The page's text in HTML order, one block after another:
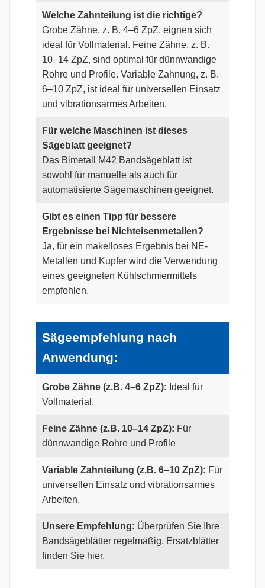
Welche Zahnteilung ist die richtige?
Grobe Zähne, z. B. 4–6 ZpZ, eignen sich
ideal für Vollmaterial. Feine Zähne, z. B.
10–14 ZpZ, sind optimal für dünnwandige
Rohre und Profile. Variable Zahnung, z. B.
6–10 ZpZ, ist ideal für universellen Einsatz
und vibrationsarmes Arbeiten.
Für welche Maschinen ist dieses
Sägeblatt geeignet?
Das Bimetall M42 Bandsägeblatt ist
sowohl für manuelle als auch für
automatisierte Sägemaschinen geeignet.
Gibt es einen Tipp für bessere
Ergebnisse bei Nichteisenmetallen?
Ja, für ein makelloses Ergebnis bei NE-
Metallen und Kupfer wird die Verwendung
eines geeigneten Kühlschmiermittels
empfohlen.
Sägeempfehlung nach
Anwendung:
Grobe Zähne (z.B. 4–6 ZpZ): Ideal für
Vollmaterial.
Feine Zähne (z.B. 10–14 ZpZ): Für
dünnwandige Rohre und Profile
Variable Zahnteilung (z.B. 6–10 ZpZ): Für
universellen Einsatz und vibrationsarmes
Arbeiten.
Unsere Empfehlung: Überprüfen Sie Ihre
Bandsägeblätter regelmäßig. Ersatzblätter
finden Sie hier.